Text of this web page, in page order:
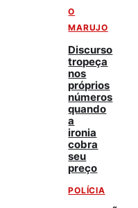
O
MARUJO
Discurso
tropeça
nos
próprios
números
quando
a
ironia
cobra
seu
preço
POLÍCIA